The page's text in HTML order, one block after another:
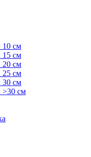
10 см
15 см
20 см
25 см
30 см
>30 см